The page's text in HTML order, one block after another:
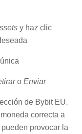
y haz clic
o Enviar
de Bybit EU.
correcta a
provocar la